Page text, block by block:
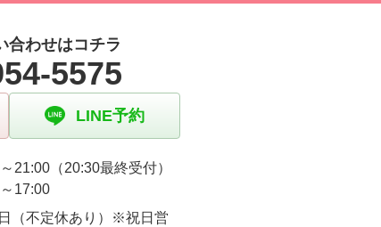
合わせはコチラ
5575
LINE予約
21:00（20:30最終受付）
17:00
（不定休あり）※祝日営